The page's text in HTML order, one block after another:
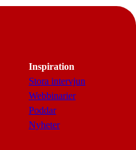
Inspiration
Stora intervjun
Webbinarier
Poddar
Nyheter